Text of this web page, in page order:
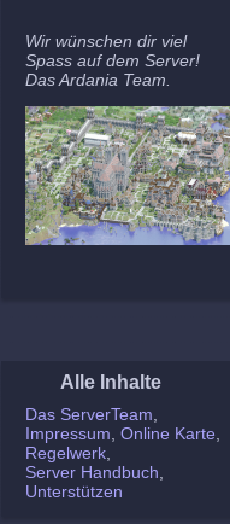
Wir wünschen dir viel
Spass auf dem Server!
Das Ardania Team.
Alle Inhalte
Das ServerTeam
Impressum Online Karte
Regelwerk
Server Handbuch
Unterstützen